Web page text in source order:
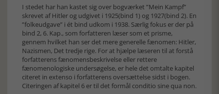
I stedet har han kastet sig over bogværket ”Mein Kampf”
skrevet af Hitler og udgivet i 1925(bind 1) og 1927(bind 2). En
”folkeudgave” i ét bind udkom i 1938. Særlig fokus er der på
bind 2, 6. Kap., som forfatteren læser som et prisme,
gennem hvilket han ser det mere generelle fænomen: Hitler,
Nazismen, Det tredje rige. For at hjælpe læseren til at forstå
forfatterens fænomensbeskrivelse eller rettere
fænomenologiske undersøgelse, er hele det omtalte kapitel
citeret in extenso i forfatterens oversættelse sidst i bogen.
Citeringen af kapitel 6 er til det formål conditio sine qua non.